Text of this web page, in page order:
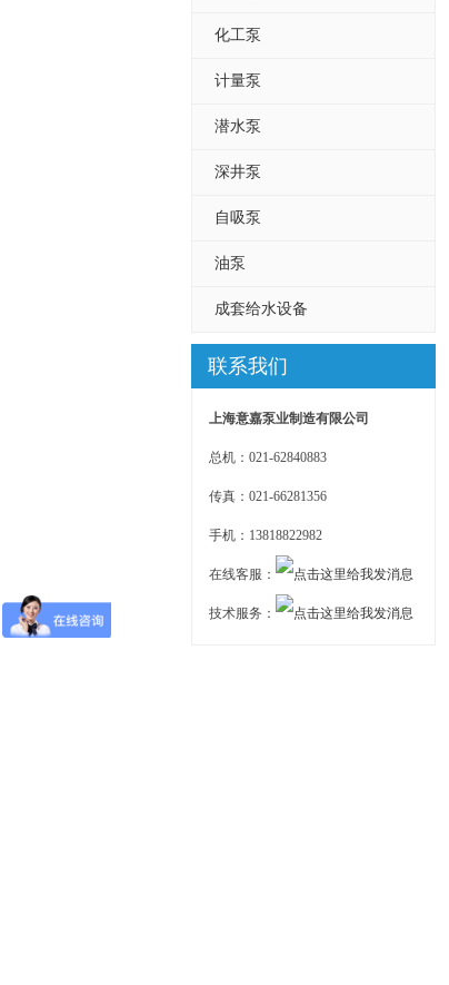
化工泵
计量泵
潜水泵
深井泵
自吸泵
油泵
成套给水设备
联系我们
上海意嘉泵业制造有限公司
总机：021-62840883
传真：021-66281356
手机：13818822982
在线客服：
技术服务：